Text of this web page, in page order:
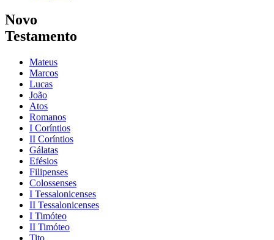
Novo
Testamento
Mateus
Marcos
Lucas
João
Atos
Romanos
I Coríntios
II Coríntios
Gálatas
Efésios
Filipenses
Colossenses
I Tessalonicenses
II Tessalonicenses
I Timóteo
II Timóteo